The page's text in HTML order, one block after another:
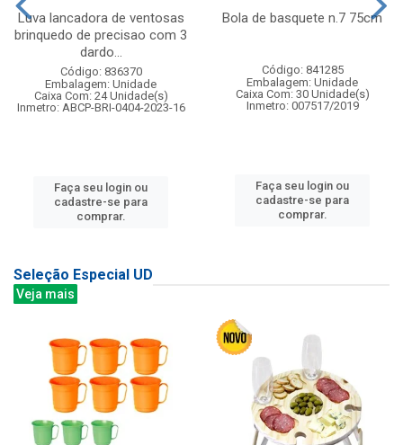
Luva lancadora de ventosas
brinquedo de precisao com 3
dardo...
Código: 836370
Embalagem: Unidade
Caixa Com: 24 Unidade(s)
Inmetro: ABCP-BRI-0404-2023-16
Faça seu login ou
cadastre-se para
comprar.
Bola de basquete n.7 75cm
Código: 841285
Embalagem: Unidade
Caixa Com: 30 Unidade(s)
Inmetro: 007517/2019
Faça seu login ou
cadastre-se para
comprar.
Seleção Especial UD
Veja mais